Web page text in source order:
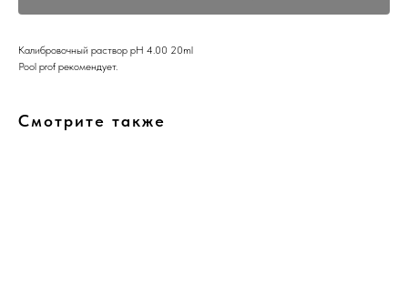
Калибровочный раствор pH 4.00 20ml
Pool prof рекомендует.
Смотрите также